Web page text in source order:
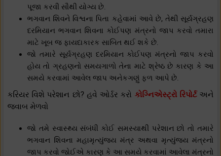
પૂજા કરવી સૌથી યોગ્ય છે.
ભગવાન શિવને વિશ્વના પિતા કહેવામાં આવે છે, તેથી સૂર્યગ્રહણ
દરમિયાન ભગવાન શિવના કોઈપણ મંત્રનો જાપ કરવો તમારા
માટે ખૂબ જ ફાયદાકારક સાબિત થઈ શકે છે.
જો તમારે સૂર્યગ્રહણ દરમિયાન કોઈપણ મંત્રનો જાપ કરવો
હોય તો ગ્રહણનો સમયગાળો તેના માટે શ્રેષ્ઠ છે કારણ કે આ
સમયે કરવામાં આવેલ જાપ અનેકગણું ફળ આપે છે.
કરિયર વિશે પરેશાન છો? હવે ઓર્ડર કરો કોગ્નિએસ્ટ્રો રિપોર્ટ અને
જવાબ મેળવો
જો તમે સ્વાસ્થ્ય સંબંધી કોઈ સમસ્યાથી પરેશાન છો તો તમારે
ભગવાન શિવના મહામૃત્યુંજય મંત્ર અથવા મૃત્યુંજય મંત્રનો
જાપ કરવો જોઈએ કારણ કે આ સમયે કરવામાં આવેલા મંત્રનો